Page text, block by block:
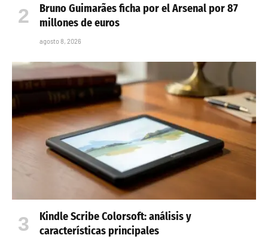
Bruno Guimarães ficha por el Arsenal por 87
millones de euros
agosto 8, 2026
Kindle Scribe Colorsoft: análisis y
características principales